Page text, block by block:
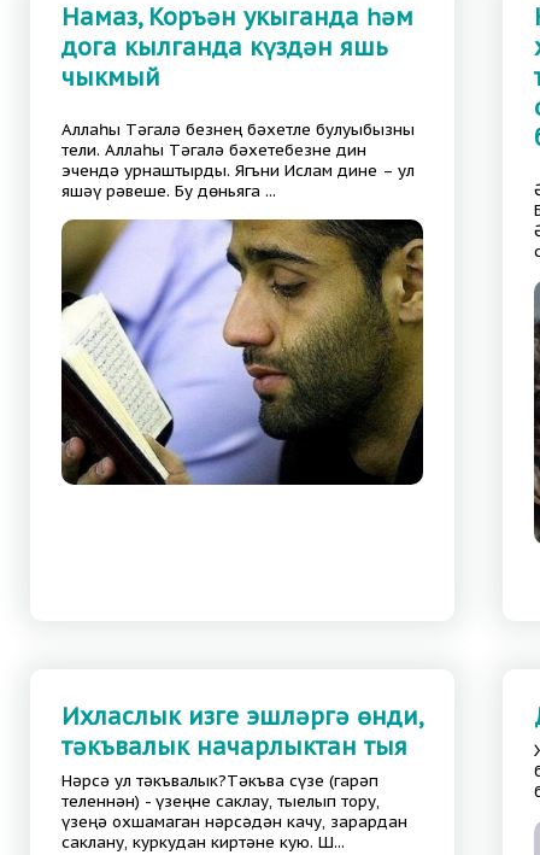
Намаз, Коръән укыганда һәм
дога кылганда күздән яшь
чыкмый
Аллаһы Тәгалә безнең бәхетле булуыбызны
тели. Аллаһы Тәгалә бәхетебезне дин
эчендә урнаштырды. Ягъни Ислам дине – ул
яшәү рәвеше. Бу дөньяга ...
Ихласлык изге эшләргә өнди,
тәкъвалык начарлыктан тыя
Нәрсә ул тәкъвалык?Тәкъва сүзе (гарәп
теленнән) - үзеңне саклау, тыелып тору,
үзеңә охшамаган нәрсәдән качу, зарардан
саклану, куркудан киртәне кую. Ш...